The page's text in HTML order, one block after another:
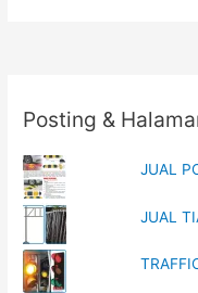
Bump
Terbaru,
Jual
Speed
Bump
Jalan
Posting &
JUAL
JUAL